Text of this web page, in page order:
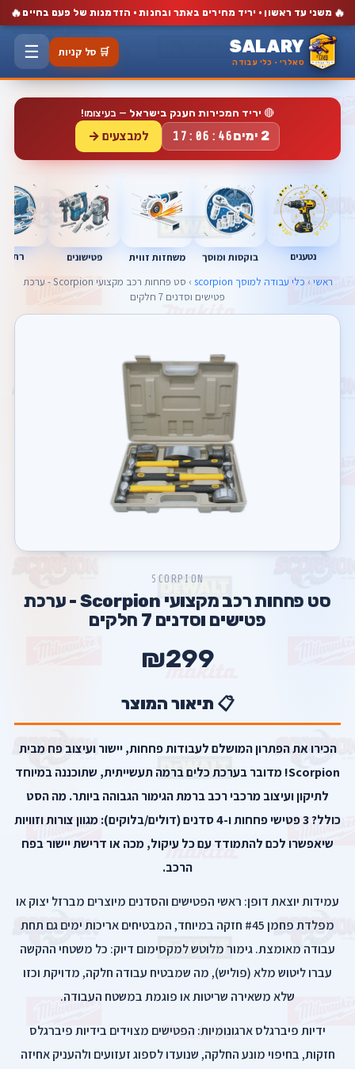
🔥 משני עד ראשון · יריד מחירים באתר ובחנות · הזדמנות של פעם בחיים 🔥
SALARY
סאלרי · כלי עבודה
🛒 סל קניות ☰
🔴 יריד המכירות הענק בישראל — בעיצומו!
2 ימים 17:06:45 למבצעים →
נטענים בוקסות ומוסך משחזות זווית פטישונים
ראשי › כלי עבודה למוסך scorpion
› סט פחחות רכב מקצועי Scorpion - ערכת
פטישים וסדנים 7 חלקים
SCORPION
סט פחחות רכב מקצועי Scorpion - ערכת
פטישים וסדנים 7 חלקים
₪299
📋 תיאור המוצר
הכירו את הפתרון המושלם לעבודות פחחות, יישור ועיצוב פח מבית
Scorpion! מדובר בערכת כלים ברמה תעשייתית, שתוכננה במיוחד
לתיקון ועיצוב מרכבי רכב ברמת הגימור הגבוהה ביותר. מה הסט
כולל? 3 פטישי פחחות ו-4 סדנים (דולים/בלוקים): מגוון צורות וזוויות
שיאפשרו לכם להתמודד עם כל עיקול, מכה או דרישת יישור בפח
הרכב.
עמידות יוצאת דופן: ראשי הפטישים והסדנים מיוצרים מברזל יצוק או
מפלדת פחמן #45 חזקה במיוחד, המבטיחים אריכות ימים גם תחת
עבודה מאומצת. גימור מלוטש למקסימום דיוק: כל משטחי ההקשה
עברו ליטוש מלא (פוליש), מה שמבטיח עבודה חלקה, מדויקת וכזו
שלא משאירה שריטות או פוגמת במשטח העבודה.
ידיות פיברגלס ארגונומיות: הפטישים מצוידים בידיות פיברגלס
חזקות, בחיפוי מונע החלקה, שנועדו לספוג זעזועים ולהעניק אחיזה